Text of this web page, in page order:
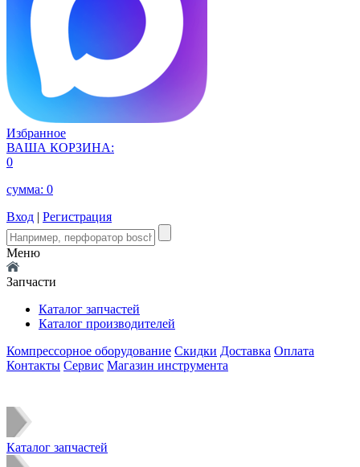
Избранное
ВАША КОРЗИНА:
0
сумма: 0
Вход | Регистрация
Меню
Запчасти
Каталог запчастей
Каталог производителей
Компрессорное оборудование Скидки Доставка Оплата
Контакты Сервис Магазин инструмента
Каталог запчастей